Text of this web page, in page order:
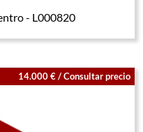
- L000820
14.000 € / Consultar precio